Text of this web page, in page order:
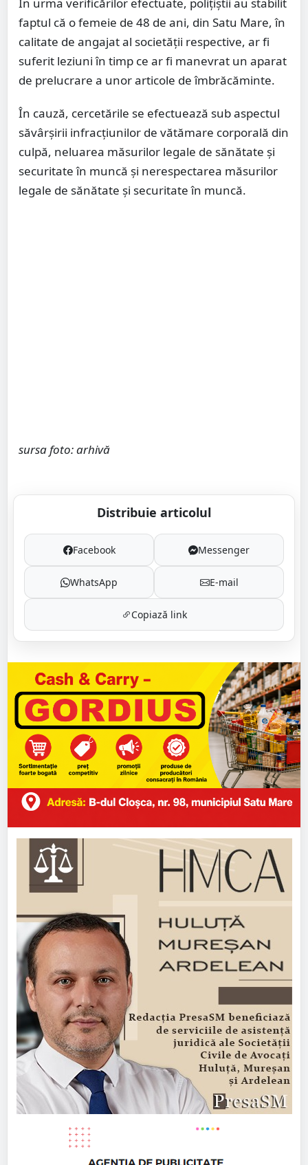
faptul că o femeie de 48 de ani, din Satu Mare, în
calitate de angajat al societății respective, ar fi
suferit leziuni în timp ce ar fi manevrat un aparat
de prelucrare a unor articole de îmbrăcăminte.
În cauză, cercetările se efectuează sub aspectul
săvârșirii infracțiunilor de vătămare corporală din
culpă, neluarea măsurilor legale de sănătate și
securitate în muncă și nerespectarea măsurilor
legale de sănătate și securitate în muncă.
sursa foto: arhivă
Distribuie articolul
Facebook Messenger
WhatsApp E-mail
Copiază link